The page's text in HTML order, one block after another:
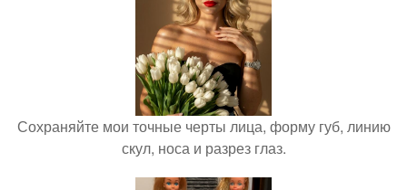
Сохраняйте мои точные черты лица, форму губ, линию
скул, носа и разрез глаз.